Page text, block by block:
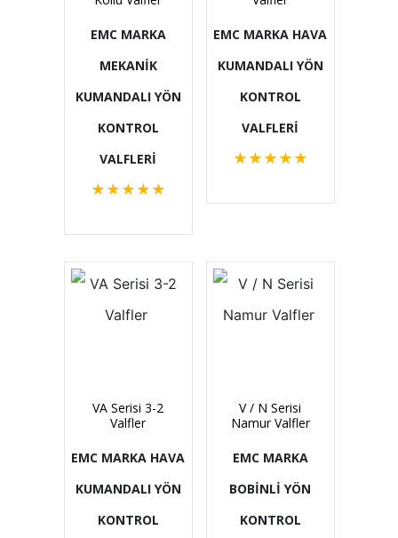
EMC MARKA
MEKANİK
KUMANDALI YÖN
KONTROL
VALFLERİ
★ ★ ★ ★ ★
EMC MARKA HAVA
KUMANDALI YÖN
KONTROL
VALFLERİ
★ ★ ★ ★ ★
VA Serisi 3-2
Valfler
EMC MARKA HAVA
KUMANDALI YÖN
KONTROL
V / N Serisi
Namur Valfler
EMC MARKA
BOBİNLİ YÖN
KONTROL